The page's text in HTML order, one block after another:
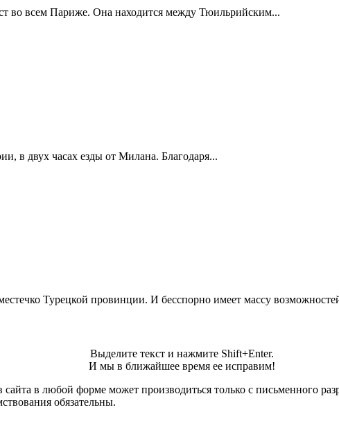
во всем Париже. Она находится между Тюильрийским...
в двух часах езды от Милана. Благодаря...
Турецкой провинции. И бесспорно имеет массу
Выделите текст и нажмите Shift+Enter.
И мы в ближайшее время ее исправим!
в любой форме может производиться только с письменного
обязательны.